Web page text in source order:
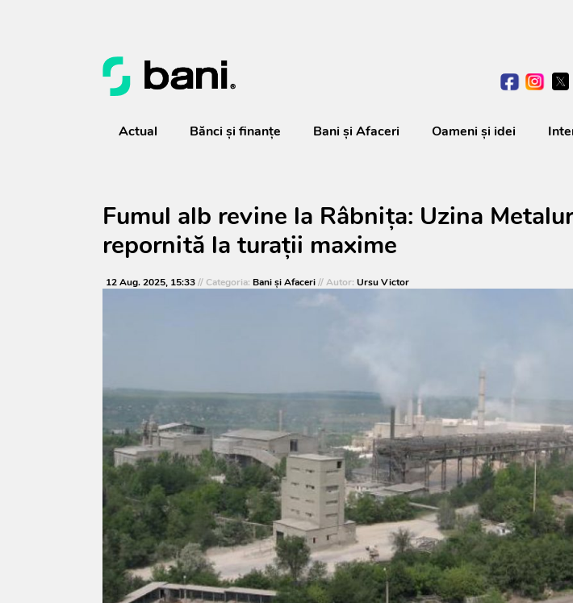
Actual Bănci şi finanţe Bani și Afaceri Oameni şi idei
Fumul alb revine la Râbnița: Uzina
repornită la turații maxime
12 Aug. 2025, 15:33// Categoria: Bani și Afaceri// Autor: Ursu Victor